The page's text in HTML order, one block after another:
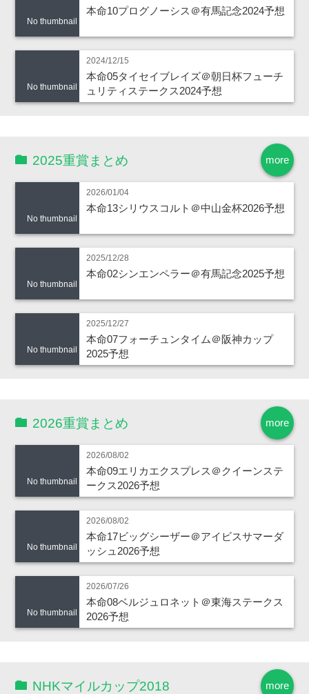
No thumbnail
本命10プログノーシス＠有馬記念2024予想
No thumbnail
2024/12/15
本命05タイセイブレイズ＠朝日杯フューチ
ュリティステークス2024予想
more
2025重賞まとめ
No thumbnail
2026/01/04
本命13シリウスコルト＠中山金杯2026予想
No thumbnail
2025/12/28
本命02シンエンペラー＠有馬記念2025予想
No thumbnail
2025/12/27
本命07フォーチュンタイム＠阪神カップ
2025予想
more
2026重賞まとめ
No thumbnail
2026/08/02
本命09エリカエクスプレス＠クイーンステ
ークス2026予想
No thumbnail
2026/08/02
本命17ビッグシーザー＠アイビスサマーダ
ッシュ2026予想
No thumbnail
2026/07/26
本命08ベルジュロネット＠東海ステークス
2026予想
more
NHKマイルカップ2018